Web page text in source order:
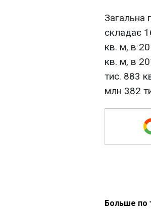
Загальна
складає
кв. м, в
кв. м, в
тис. 883
млн 382
Больше по